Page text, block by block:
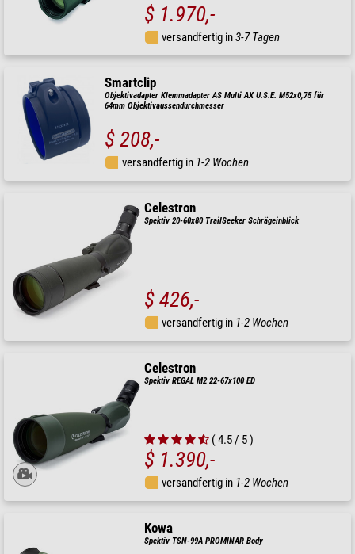
$ 1.970,-
versandfertig in3-7 Tagen
Smartclip
Objektivadapter Klemmadapter AS Multi AX U.S.E. M52x0,75 für
64mm Objektivaussendurchmesser
$ 208,-
versandfertig in 1-2 Wochen
Celestron
Spektiv 20-60x80 TrailSeeker Schrägeinblick
$ 426,-
versandfertig in 1-2 Wochen
Celestron
Spektiv REGAL M2 22-67x100 ED
( 4.5 / 5 )
$ 1.390,-
versandfertig in 1-2 Wochen
Kowa
Spektiv TSN-99A PROMINAR Body